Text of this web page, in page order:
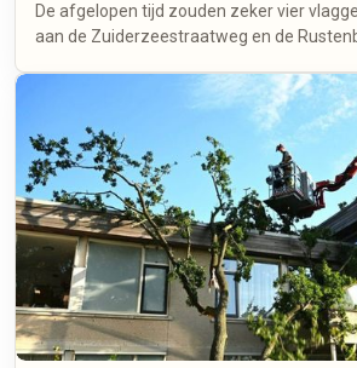
De afgelopen tijd zouden zeker vier
aan de Zuiderzeestraatweg en de